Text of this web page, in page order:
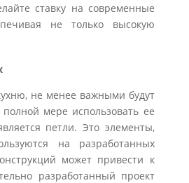
ставку на современные
не только высокую
не менее важными будут
мере использовать ее
петли. Это элементы,
на разработанных
может привести к
разработанный проект